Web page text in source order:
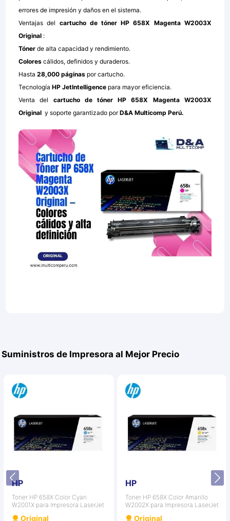
errores de impresión y daños en el sistema.
Ventajas del cartucho de tóner HP 658X Magenta W2003X
Original :
Tónerde alta capacidad y rendimiento.
Colores cálidos, definidos y duraderos.
Hasta 28,000 páginas por cartucho.
TecnologíaHP JetIntelligence para mayor eficiencia.
Venta del cartucho de tóner HP 658X Magenta W2003X
Original y soporte garantizado porD&A Multicomp Perú.
Suministros de Impresora al Mejor Precio
HP
Toner HP 658X Color Cyan
W2001X para Impresora LaserJet
Original
HP
Toner HP 658X Color Amarillo
W2002X para Impresora LaserJet
Original